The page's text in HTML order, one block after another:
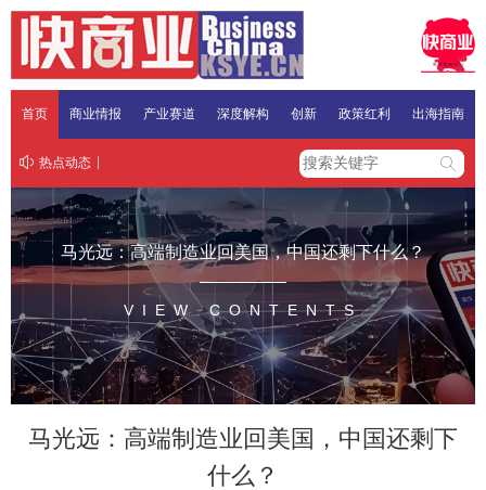
首页 商业情报 产业赛道 深度解构 创新 政策红利 出海指南
热点动态
马光远：高端制造业回美国，中国还剩下什么？
VIEW CONTENTS
马光远：高端制造业回美国，中国还剩下
什么？